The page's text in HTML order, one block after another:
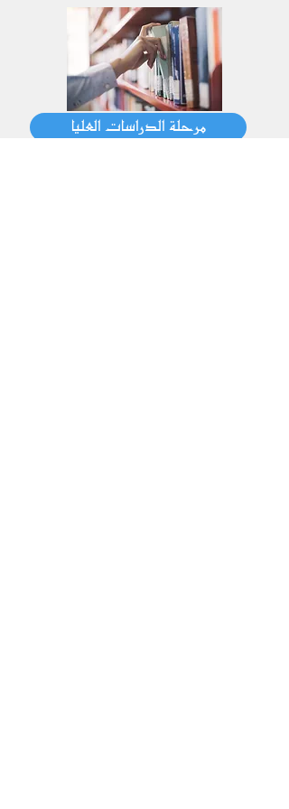
مرحلة الدراسات العليا